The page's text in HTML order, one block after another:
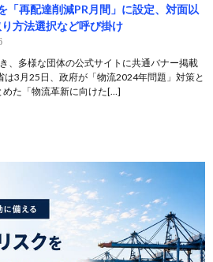
「再配達削減PR月間」に設定、対面以
方法選択など呼び掛け
、多様な団体の公式サイトに共通バナー掲載
は3月25日、政府が「物流2024年問題」対策と
めた「物流革新に向けた[…]